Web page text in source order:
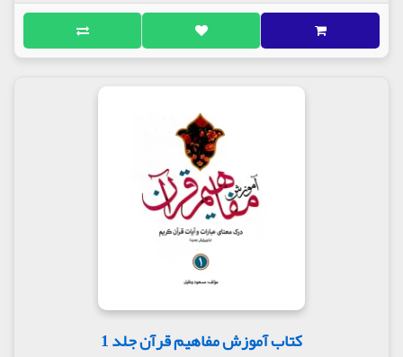
کتاب آموزش مفاهیم قرآن جلد 1